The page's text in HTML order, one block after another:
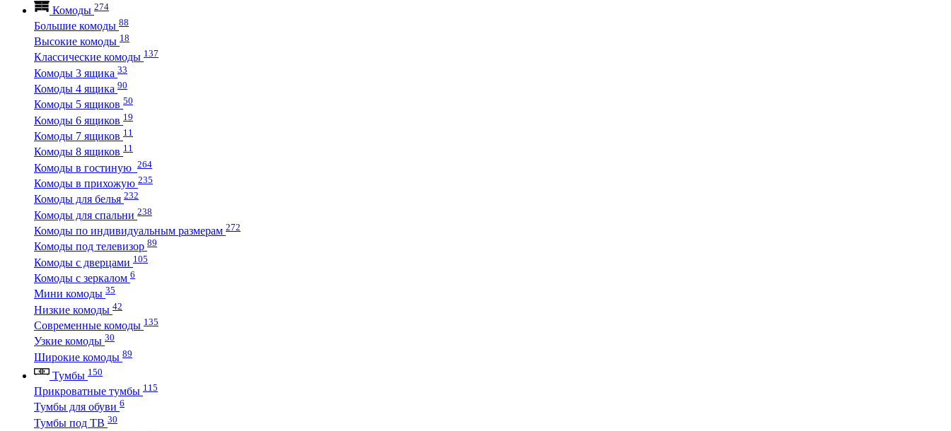
Комоды 274
Большие комоды 88
Высокие комоды 18
Классические комоды 137
Комоды 3 ящика 33
Комоды 4 ящика 90
Комоды 5 ящиков 50
Комоды 6 ящиков 19
Комоды 7 ящиков 11
Комоды 8 ящиков 11
Комоды в гостиную 264
Комоды в прихожую 235
Комоды для белья 232
Комоды для спальни 238
Комоды по индивидуальным размерам 272
Комоды под телевизор 89
Комоды с дверцами 105
Комоды с зеркалом 6
Мини комоды 35
Низкие комоды 42
Современные комоды 135
Узкие комоды 30
Широкие комоды 89
Тумбы 150
Прикроватные тумбы 115
Тумбы для обуви 6
Тумбы под ТВ 30